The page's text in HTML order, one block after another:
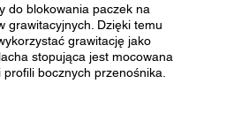
do blokowania paczek na
grawitacyjnych. Dzięki temu
grawitację jako
stopująca jest mocowana
bocznych przenośnika.